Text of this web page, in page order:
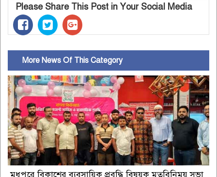
Please Share This Post in Your Social Media
More News Of This Category
মধুপুরে বিকাশের ব্যবসায়িক প্রবৃদ্ধি বিষয়ক মতবিনিময় সভা